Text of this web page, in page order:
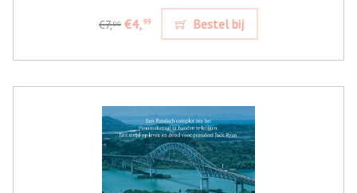
€7,99 €4,99 Bestel bij